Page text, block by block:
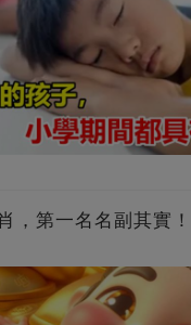
，第一名名副其實